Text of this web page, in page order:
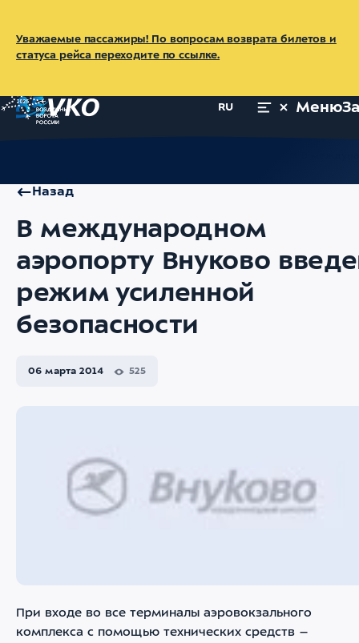
Уважаемые пассажиры! По вопросам возврата билетов и
статуса рейса переходите по ссылке.
RU Меню
Назад
В международном
аэропорту Внуково
режим усиленной
безопасности
06 марта 2014 525
При входе во все терминалы аэровокзального
комплекса с помощью технических средств –